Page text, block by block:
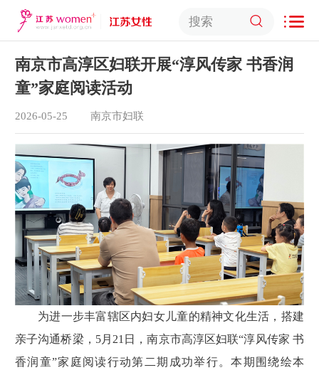
南京市高淳区妇联开展“淳风传家 书香润
童”家庭阅读活动
2026-05-25 南京市妇联
为进一步丰富辖区内妇女儿童的精神文化生活，搭建
亲子沟通桥梁，5月21日，南京市高淳区妇联“淳风传家 书
香润童”家庭阅读行动第二期成功举行。本期围绕绘本